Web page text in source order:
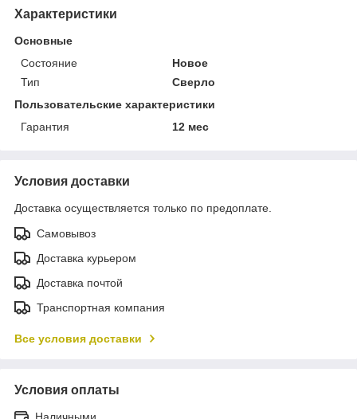
Характеристики
Основные
Состояние
Новое
Тип
Сверло
Пользовательские характеристики
Гарантия
12 мес
Условия доставки
Доставка осуществляется только по предоплате.
Самовывоз
Доставка курьером
Доставка почтой
Транспортная компания
Все условия доставки
Условия оплаты
Наличными